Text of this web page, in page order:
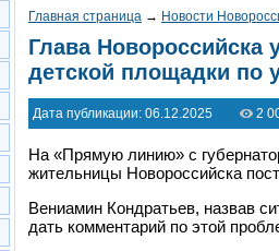
Главная страница → Новости
Глава Новороссийска
детской площадки по
Дата публикации: 06.12.2025 2
На «Прямую линию» с
жительницы Новороссийска
Вениамин Кондратьев, назвав
дать комментарий по этой